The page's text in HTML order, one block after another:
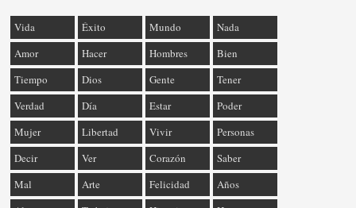
Vida Éxito Mundo
Nada
Amor
Hacer Hombres
Bien
Tiempo
Dios Gente
Tener
Verdad
Día Estar
Poder
Mujer
Libertad Vivir
Personas
Decir
Ver Corazón
Saber
Mal
Arte Felicidad
Años